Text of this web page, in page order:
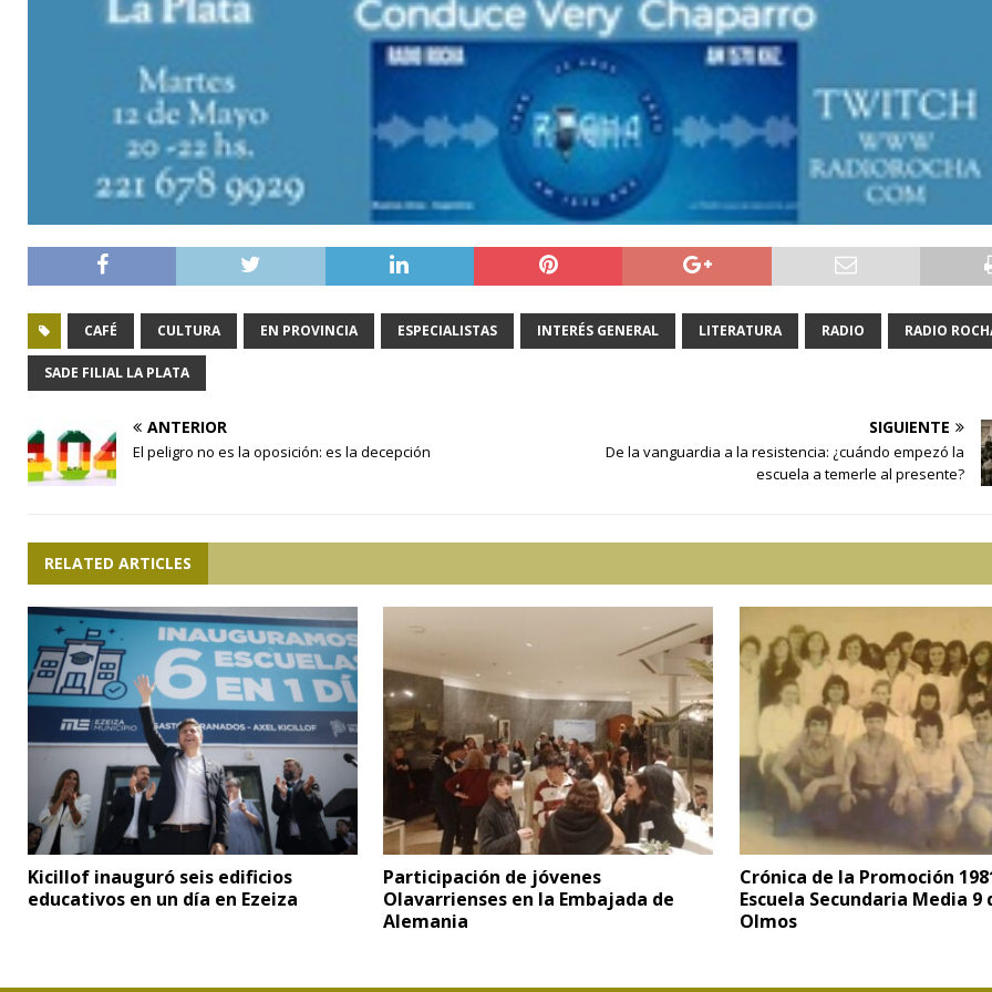
CAFÉ CULTURA EN PROVINCIA ESPECIALISTAS INTERÉS GENERAL LITERATURA RADIO RADIO
SADE FILIAL LA PLATA
ANTERIOR
El peligro no es la oposición: es la decepción
SIGUIENTE
De la vanguardia a la resistencia: ¿cuándo empezó la
escuela a temerle al presente?
RELATED ARTICLES
Kicillof inauguró seis edificios
educativos en un día en Ezeiza
Participación de jóvenes
Olavarrienses en la Embajada de
Alemania
Crónica de la Promoción
Escuela Secundaria Media 9
Olmos